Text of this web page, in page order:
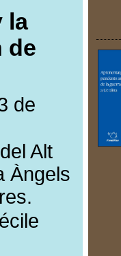
la
de
de
Alt
Àngels